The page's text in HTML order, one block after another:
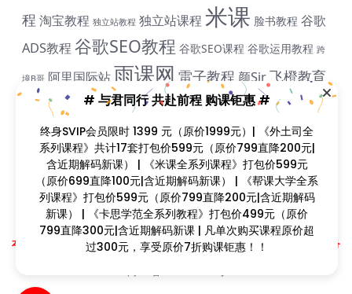
程 淘宝教程 独立站教程 独立站课程米课 脸书教程 谷歌
ADS教程谷歌SEO教程 谷歌SEO课程 谷歌运用教程 跨
境B哥 阿里国际站雨课网 雷子教程 颜Sir飞橙教育
课程简介
课程目录
Copyright © 2023找课程网- All rights reserved
本站支持课程资源互换，优质课程资源互换请联系微信在线客服：zkcw598 (备
闽ICP备2022077749号
# 与君同行 共赴前程 购课钜惠 #
终身SVIP会员限时 1399 元（原价1999元）| 《外土司全
系列课程》共计17套打包价599元（原价799直降200元|
含近期解码新课） | 《米课全系列课程》打包价599元
（原价699直降100元|含近期解码新课） | 《帮课大学全系
列课程》打包价599元（原价799直降200元|含近期解码
新课） | 《卡思学范全系列教程》打包价499元（原价
799直降300元|含近期解码新课 | 凡单次购买课程原价超
过300元，享受原价7折购课钜惠！！